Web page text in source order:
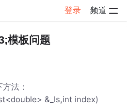
登录 频道
帖子详情
模板问题
法：
&_ls,int index)